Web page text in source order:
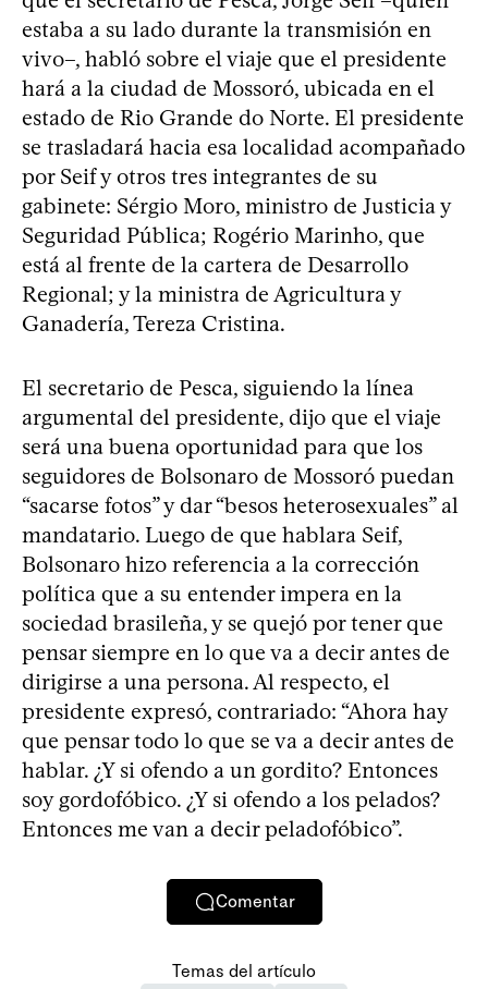
estaba a su lado durante la transmisión en
vivo–, habló sobre el viaje que el presidente
hará a la ciudad de Mossoró, ubicada en el
estado de Rio Grande do Norte. El presidente
se trasladará hacia esa localidad acompañado
por Seif y otros tres integrantes de su
gabinete: Sérgio Moro, ministro de Justicia y
Seguridad Pública; Rogério Marinho, que
está al frente de la cartera de Desarrollo
Regional; y la ministra de Agricultura y
Ganadería, Tereza Cristina.
El secretario de Pesca, siguiendo la línea
argumental del presidente, dijo que el viaje
será una buena oportunidad para que los
seguidores de Bolsonaro de Mossoró puedan
“sacarse fotos” y dar “besos heterosexuales” al
mandatario. Luego de que hablara Seif,
Bolsonaro hizo referencia a la corrección
política que a su entender impera en la
sociedad brasileña, y se quejó por tener que
pensar siempre en lo que va a decir antes de
dirigirse a una persona. Al respecto, el
presidente expresó, contrariado: “Ahora hay
que pensar todo lo que se va a decir antes de
hablar. ¿Y si ofendo a un gordito? Entonces
soy gordofóbico. ¿Y si ofendo a los pelados?
Entonces me van a decir peladofóbico”.
Comentar
Temas del artículo